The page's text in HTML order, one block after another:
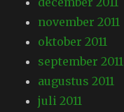
november 2011
oktober 2011
september 2011
augustus 2011
juli 2011